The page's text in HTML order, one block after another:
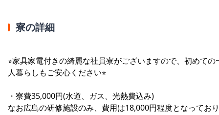
寮の詳細
⭐︎家具家電付きの綺麗な社員寮がございますので、初めての
人暮らしもご安心ください⭐︎
・寮費35,000円(水道、ガス、光熱費込み)
なお広島の研修施設のみ、費用は18,000円程度となっており